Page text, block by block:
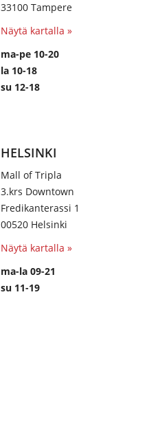
33100 Tampere
Näytä kartalla »
ma-pe 10-20
la 10-18
su 12-18
HELSINKI
Mall of Tripla
3.krs Downtown
Fredikanterassi 1
00520 Helsinki
Näytä kartalla »
ma-la 09-21
su 11-19